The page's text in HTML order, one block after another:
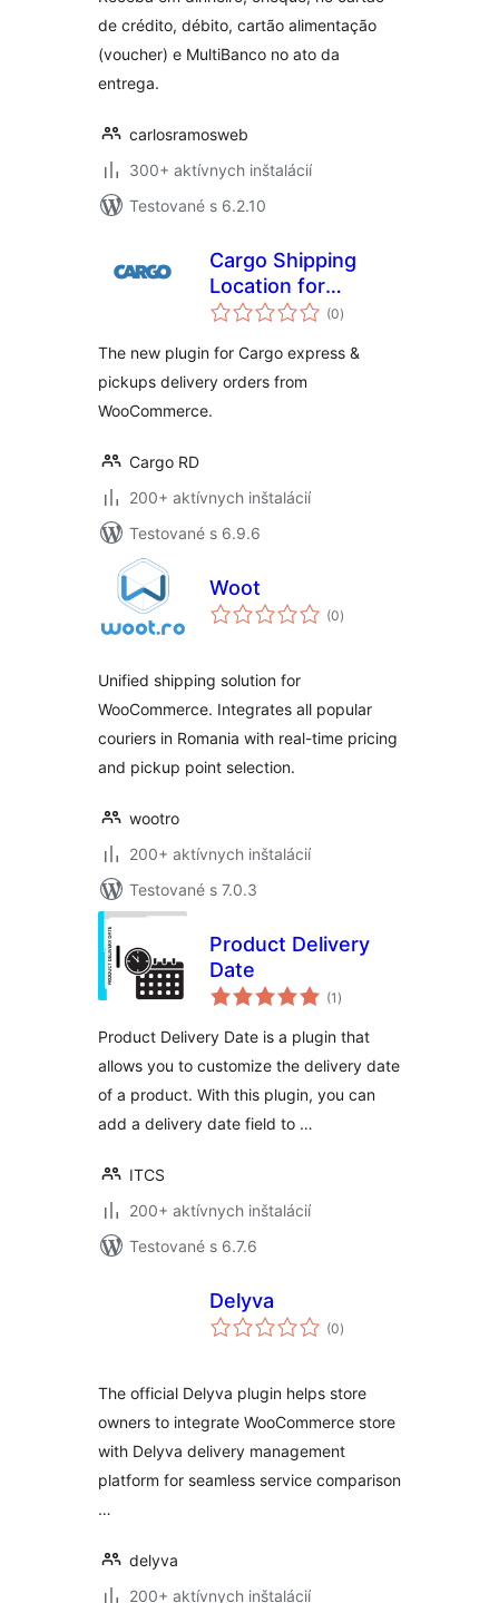
de crédito, débito, cartão alimentação
(voucher) e MultiBanco no ato da
entrega.
carlosramosweb
300+ aktívnych inštalácií
Testované s 6.2.10
Cargo Shipping
Location for
WooCommerce
(0celkové
hodnotenie
)
The new plugin for Cargo express &
pickups delivery orders from
WooCommerce.
Cargo RD
200+ aktívnych inštalácií
Testované s 6.9.6
Woot
(0celkové
hodnotenie
)
Unified shipping solution for
WooCommerce. Integrates all popular
couriers in Romania with real-time pricing
and pickup point selection.
wootro
200+ aktívnych inštalácií
Testované s 7.0.3
Product Delivery
Date
(1 celkové
hodnotenie
)
Product Delivery Date is a plugin that
allows you to customize the delivery date
of a product. With this plugin, you can
add a delivery date field to …
ITCS
200+ aktívnych inštalácií
Testované s 6.7.6
Delyva
(0celkové
hodnotenie
)
The official Delyva plugin helps store
owners to integrate WooCommerce store
with Delyva delivery management
platform for seamless service comparison
…
delyva
200+ aktívnych inštalácií